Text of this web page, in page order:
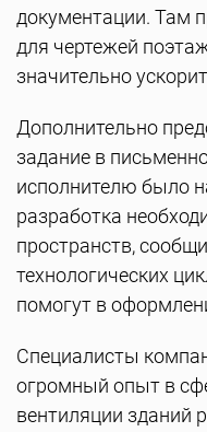
документации. Там
для чертежей
значительно
Дополнительно
задание в
исполнителю было
разработка
пространств,
технологических
помогут в
Специалисты
огромный опыт в
вентиляции зданий